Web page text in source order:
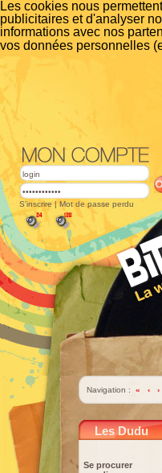
Les cookies nous
publicitaires et d'analyser
informations avec nos
vos données personnelles
S'inscrire | Mot de passe perdu
Navigation : « ‹ ›
Les Dudu
Se procurer